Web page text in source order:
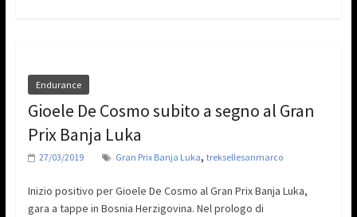
Endurance
Gioele De Cosmo subito a segno al Gran
Prix Banja Luka
27/03/2019 Gran Prix Banja Luka, treksellesanmarco
Inizio positivo per Gioele De Cosmo al Gran Prix Banja Luka,
gara a tappe in Bosnia Herzigovina. Nel prologo di